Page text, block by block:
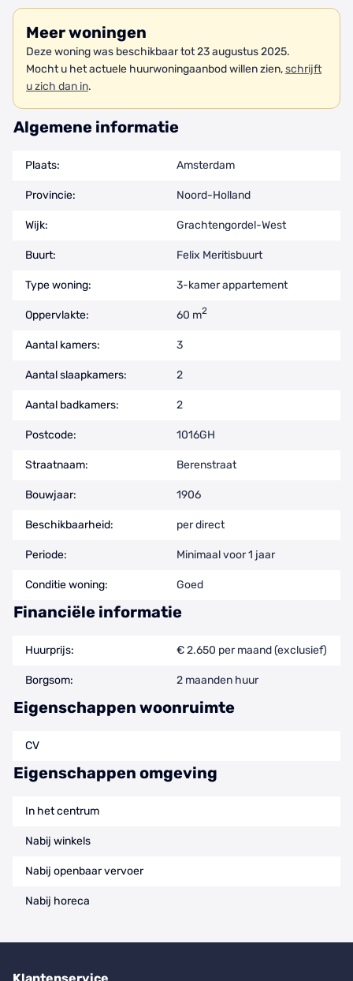
Meer woningen
Deze woning was beschikbaar tot 23 augustus 2025.
Mocht u het actuele huurwoningaanbod willen zien,schrijft
u zich dan in.
Algemene informatie
Plaats: Amsterdam
Provincie: Noord-Holland
Wijk: Grachtengordel-West
Buurt: Felix Meritisbuurt
Type woning: 3-kamer appartement
Oppervlakte: 60 m2
Aantal kamers: 3
Aantal slaapkamers: 2
Aantal badkamers: 2
Postcode: 1016GH
Straatnaam: Berenstraat
Bouwjaar: 1906
Beschikbaarheid: per direct
Periode: Minimaal voor 1 jaar
Conditie woning: Goed
Financiële informatie
Huurprijs: € 2.650 per maand (exclusief)
Borgsom: 2 maanden huur
Eigenschappen woonruimte
CV
Eigenschappen omgeving
In het centrum
Nabij winkels
Nabij openbaar vervoer
Nabij horeca